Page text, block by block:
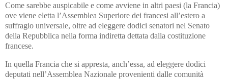
Come sarebbe auspicabile e come avviene in altri paesi (la Francia)
ove viene eletta l’Assemblea Superiore dei francesi all’estero a
suffragio universale, oltre ad eleggere dodici senatori nel Senato
della Repubblica nella forma indiretta dettata dalla costituzione
francese.
In quella Francia che si appresta, anch’essa, ad eleggere dodici
deputati nell’Assemblea Nazionale provenienti dalle comunità